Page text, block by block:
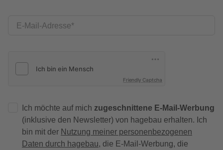
E-Mail-Adresse
Friendly Captcha
Ich möchte auf mich zugeschnittene E-Mail-Werbung
(inklusive den Newsletter) von hagebau erhalten. Ich
bin mit der Nutzung meiner personenbezogenen
Daten durch hagebau, die E-Mail-Werbung, die